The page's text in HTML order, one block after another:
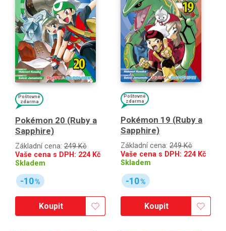
Poštovné
zdarma
Pokémon 20 (Ruby a
Sapphire)
Základní cena: 249 Kč
Vaše cena s DPH: 224Kč
Skladem
-10%
Koupit
Poštovné
zdarma
Pokémon 19 (Ruby a
Sapphire)
Základní cena: 249 Kč
Vaše cena s DPH: 224Kč
Skladem
-10%
Koupit